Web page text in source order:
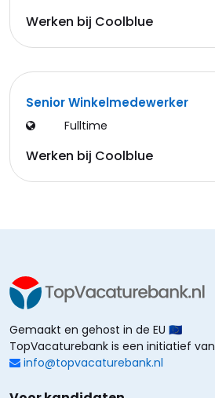
Werken bij Coolblue
Senior Winkelmedewerker
Fulltime
Werken bij Coolblue
Gemaakt en gehost in de EU 🇪🇺
TopVacaturebank is een initiatief van
info@topvacaturebank.nl